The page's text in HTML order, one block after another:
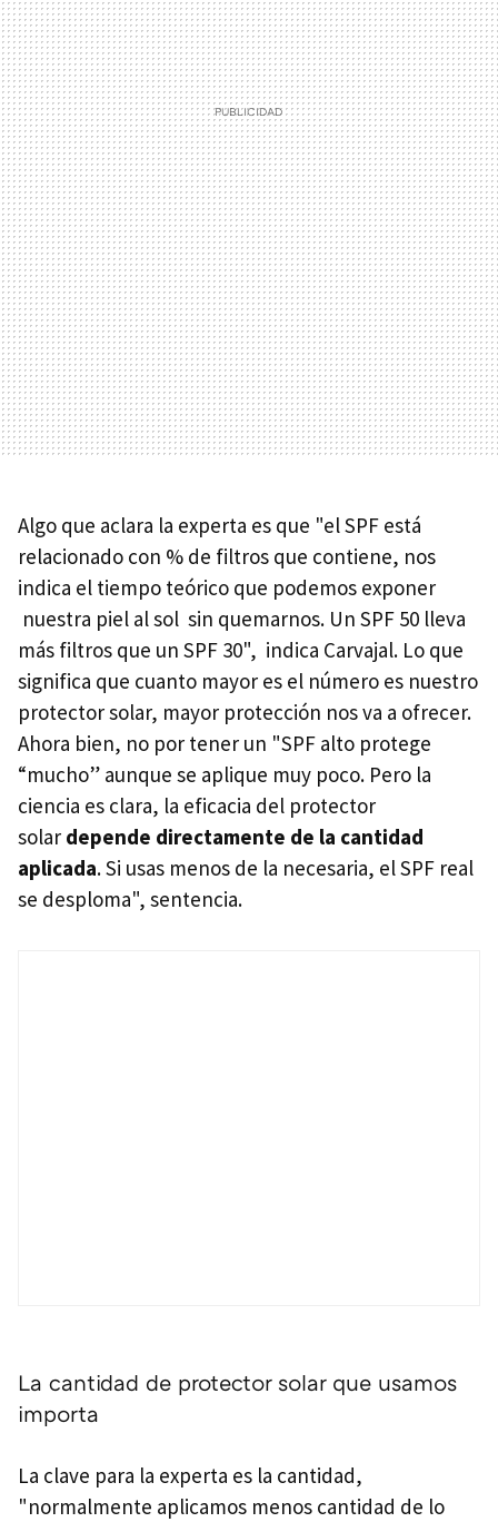
Algo que aclara la experta es que "el SPF está
relacionado con % de filtros que contiene, nos
indica el tiempo teórico que podemos exponer
nuestra piel al sol sin quemarnos. Un SPF 50 lleva
más filtros que un SPF 30", indica Carvajal. Lo que
significa que cuanto mayor es el número es nuestro
protector solar, mayor protección nos va a ofrecer.
Ahora bien, no por tener un "SPF alto protege
“mucho” aunque se aplique muy poco. Pero la
ciencia es clara, la eficacia del protector
solar depende directamente de la cantidad
aplicada. Si usas menos de la necesaria, el SPF real
se desploma", sentencia.
La cantidad de protector solar que usamos
importa
La clave para la experta es la cantidad,
"normalmente aplicamos menos cantidad de lo